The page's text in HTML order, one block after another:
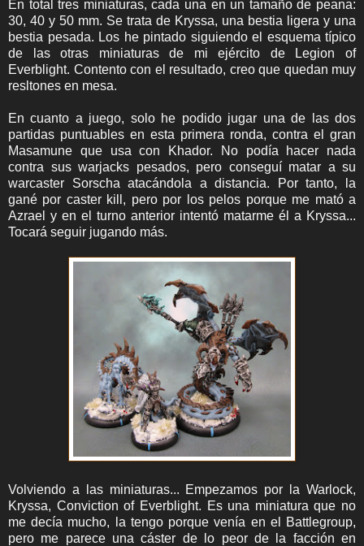
En total tres miniaturas, cada una en un tamaño de peana:
30, 40 y 50 mm. Se trata de Kryssa, una bestia ligera y una
bestia pesada. Los he pintado siguiendo el esquema típico
de las otras miniaturas de mi ejército de Legion of
Everblight. Contento con el resultado, creo que quedan muy
resltones en mesa.
En cuanto a juego, solo he podido jugar una de las dos
partidas puntuables en esta primera ronda, contra el gran
Masamune que usa con Khador. No podía hacer nada
contra sus warjacks pesados, pero conseguí matar a su
warcaster Sorscha atacándola a distancia. Por tanto, la
gané por caster kill, pero por los pelos porque me mató a
Azrael y en el turno anterior intentó matarme él a Kryssa...
Tocará seguir jugando más.
Volviendo a las miniaturas... Empezamos por la Warlock,
Kryssa, Conviction of Everblight. Es una miniatura que no
me decía mucho, la tengo porque venía en el Battlegroup,
pero me parece una cáster de lo peor de la facción en